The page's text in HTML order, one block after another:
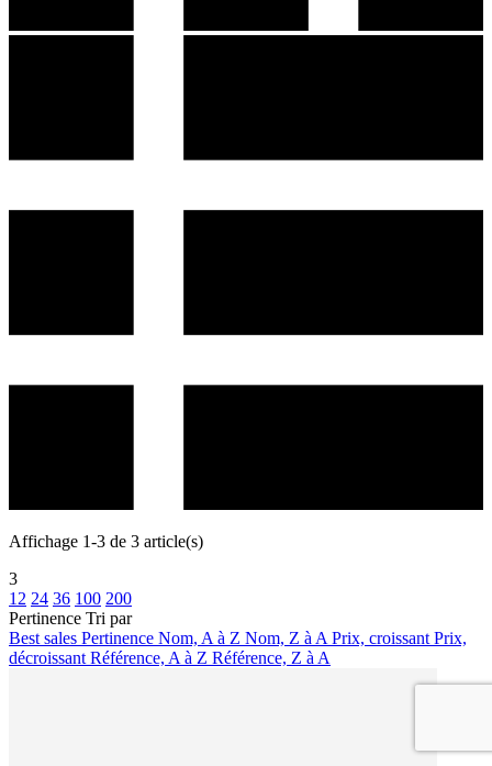
Affichage 1-3 de 3 article(s)
3
12 24 36 100 200
Pertinence Tri par
Best sales Pertinence Nom, A à Z Nom, Z à A Prix, croissant Prix,
décroissant Référence, A à Z Référence, Z à A